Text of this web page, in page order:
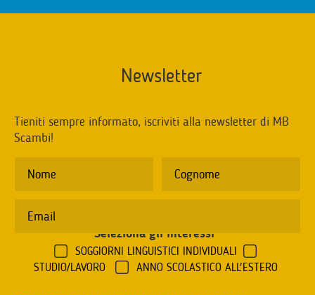
Newsletter
Tieniti sempre informato, iscriviti alla newsletter di MB
Scambi!
Seleziona gli interessi
SOGGIORNI LINGUISTICI INDIVIDUALI
STUDIO/LAVORO
ANNO SCOLASTICO ALL'ESTERO